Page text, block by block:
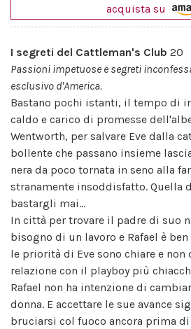
acquista su
I segreti del Cattleman's Club 20
Passioni impetuose e segreti
esclusivo d'America.
Bastano pochi istanti, il tempo di
caldo e carico di promesse
Wentworth, per salvare Eve dalla
bollente che passano insieme
nera da poco tornata in seno alla
stranamente insoddisfatto. Quella
bastargli mai...
In città per trovare il padre di suo
bisogno di un lavoro e Rafael è
le priorità di Eve sono chiare e non
relazione con il playboy più
Rafael non ha intenzione di
donna. E accettare le sue avance
bruciarsi col fuoco ancora prima di